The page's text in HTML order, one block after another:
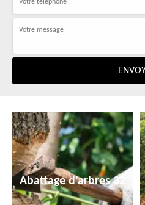
Abattage d'arbres 32